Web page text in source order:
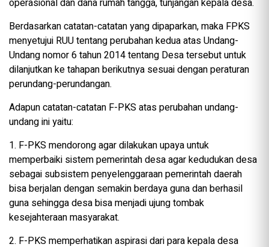
operasional dan dana rumah tangga, tunjangan kepala desa.
Berdasarkan catatan-catatan yang dipaparkan, maka FPKS
menyetujui RUU tentang perubahan kedua atas Undang-
Undang nomor 6 tahun 2014 tentang Desa tersebut untuk
dilanjutkan ke tahapan berikutnya sesuai dengan peraturan
perundang-perundangan.
Adapun catatan-catatan F-PKS atas perubahan undang-
undang ini yaitu:
1. F-PKS mendorong agar dilakukan upaya untuk
memperbaiki sistem pemerintah desa agar kedudukan desa
sebagai subsistem penyelenggaraan pemerintah daerah
bisa berjalan dengan semakin berdaya guna dan berhasil
guna sehingga desa bisa menjadi ujung tombak
kesejahteraan masyarakat.
2. F-PKS memperhatikan aspirasi dari para kepala desa